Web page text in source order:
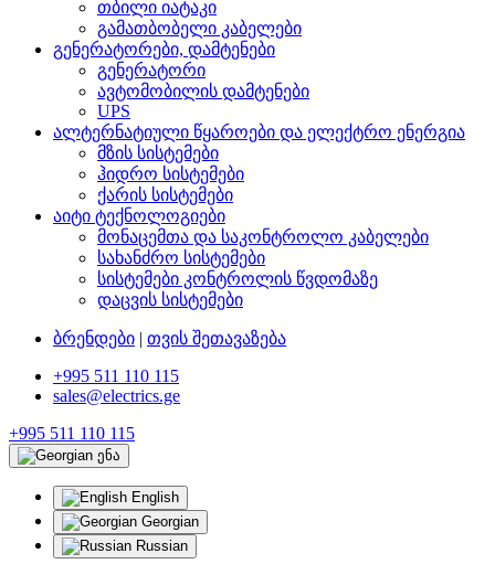
თბილი იატაკი
გამათბობელი კაბელები
გენერატორები, დამტენები
გენერატორი
ავტომობილის დამტენები
UPS
ალტერნატიული წყაროები და ელექტრო ენერგია
მზის სისტემები
ჰიდრო სისტემები
ქარის სისტემები
აიტი ტექნოლოგიები
მონაცემთა და საკონტროლო კაბელები
სახანძრო სისტემები
სისტემები კონტროლის წვდომაზე
დაცვის სისტემები
ბრენდები | თვის შეთავაზება
+995 511 110 115
sales@electrics.ge
+995 511 110 115
ენა
English
Georgian
Russian